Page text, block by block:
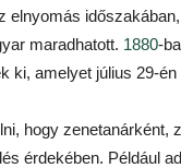
elnyomás
maradhatott. 1880-
ki, amelyet július 29-
hogy
érdekében. Például